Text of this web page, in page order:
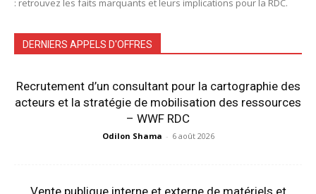
: retrouvez les faits marquants et leurs implications pour la RDC.
DERNIERS APPELS D'OFFRES
Recrutement d’un consultant pour la cartographie des
acteurs et la stratégie de mobilisation des ressources
– WWF RDC
Odilon Shama - 6 août 2026